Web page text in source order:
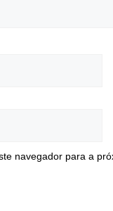
navegador para a